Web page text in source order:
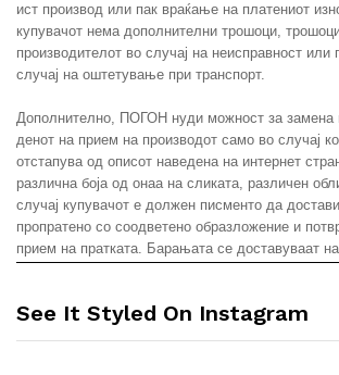
ист производ или пак враќање на платениот
купувачот нема дополнителни трошоци,
производителот во случај на неисправност
случај на оштетување при транспорт.
Дополнително, ПОГОН нуди можност за замена
денот на прием на производот само во случај
отстапува од описот наведена на интернет
различна боја од онаа на сликата, различен
случај купувачот е должен писменто да
пропратено со соодветено образложение и
прием на пратката. Барањата се доставуваат на
See It Styled On Instagram